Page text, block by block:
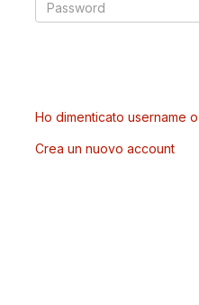
Ho dimenticato username
Crea un nuovo account